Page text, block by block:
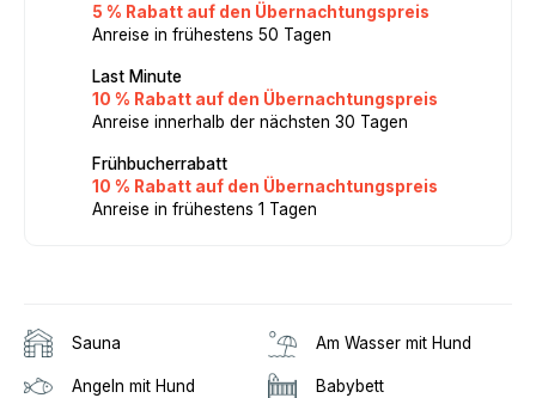
5 % Rabatt auf den Übernachtungspreis
Anreise in frühestens 50 Tagen
Last Minute
10 % Rabatt auf den Übernachtungspreis
Anreise innerhalb der nächsten 30 Tagen
Frühbucherrabatt
10 % Rabatt auf den Übernachtungspreis
Anreise in frühestens 1 Tagen
Sauna Am Wasser mit Hund
Angeln mit Hund Babybett